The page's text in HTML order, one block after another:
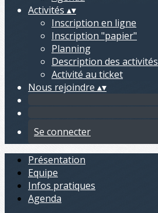
Activités ▴▾
Inscription en ligne
Inscription "papier"
Planning
Description des activités
Activité au ticket
Nous rejoindre ▴▾
Se connecter
Présentation
Equipe
Infos pratiques
Agenda